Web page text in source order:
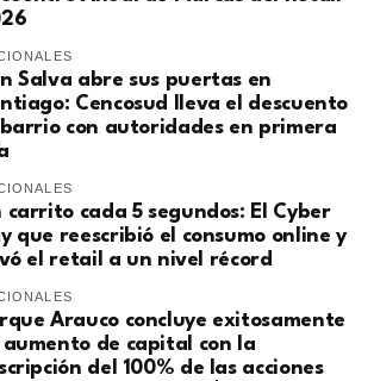
Salva abre sus puertas en
Cencosud lleva el descuento
con autoridades en primera
carrito cada 5 segundos: El Cyber
que reescribió el consumo online y
el retail a un nivel récord
Arauco concluye exitosamente
aumento de capital con la
del 100% de las acciones